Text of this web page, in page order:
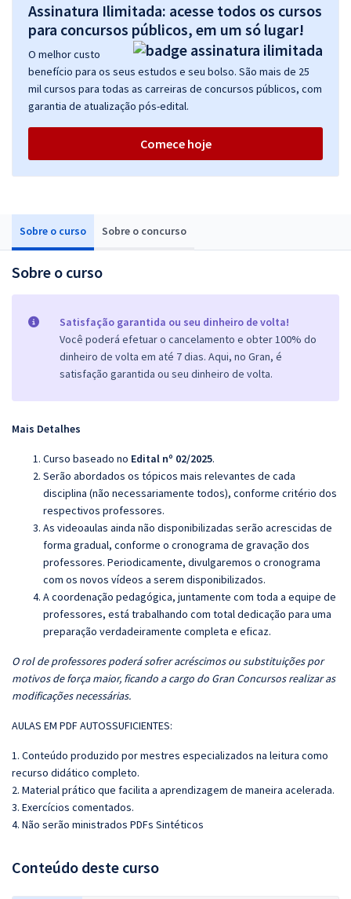
Sobre o curso Sobre o concurso
Sobre o curso
Satisfação garantida ou seu dinheiro de volta!
Você poderá efetuar o cancelamento e obter 100% do
dinheiro de volta em até 7 dias. Aqui, no Gran, é
satisfação garantida ou seu dinheiro de volta.
Mais Detalhes
Curso baseado no Edital nº 02/2025.
Serão abordados os tópicos mais relevantes de cada
disciplina (não necessariamente todos), conforme critério dos
respectivos professores.
As videoaulas ainda não disponibilizadas serão acrescidas de
forma gradual, conforme o cronograma de gravação dos
professores. Periodicamente, divulgaremos o cronograma
com os novos vídeos a serem disponibilizados.
A coordenação pedagógica, juntamente com toda a equipe de
professores, está trabalhando com total dedicação para uma
preparação verdadeiramente completa e eficaz.
O rol de professores poderá sofrer acréscimos ou substituições por
motivos de força maior, ficando a cargo do Gran Concursos realizar as
modificações necessárias.
AULAS EM PDF AUTOSSUFICIENTES:
1. Conteúdo produzido por mestres especializados na leitura como
recurso didático completo.
2. Material prático que facilita a aprendizagem de maneira acelerada.
3. Exercícios comentados.
4. Não serão ministrados PDFs Sintéticos
Conteúdo deste curso
Assinatura Ilimitada: acesse todos os cursos
para concursos públicos, em um só lugar!
O melhor custo
benefício para os seus estudos e seu bolso. São mais de 25
mil cursos para todas as carreiras de concursos públicos, com
garantia de atualização pós-edital.
Comece hoje